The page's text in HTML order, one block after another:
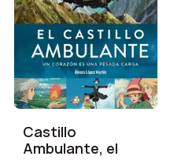
Castillo
Ambulante, el